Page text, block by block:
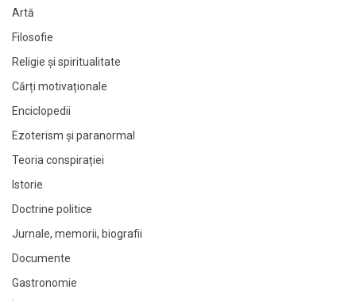
Artă
Filosofie
Religie și spiritualitate
Cărți motivaționale
Enciclopedii
Ezoterism și paranormal
Teoria conspirației
Istorie
Doctrine politice
Jurnale, memorii, biografii
Documente
Gastronomie